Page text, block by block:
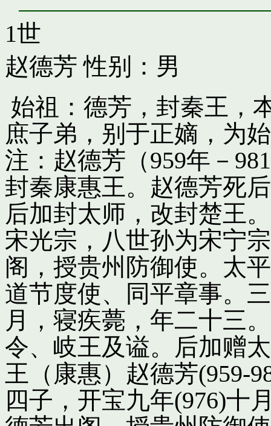
1世
赵德芳 性别：男
始祖：德芳，封秦王，
庶子弟，别于正嫡，为
注：赵德芳（959年－
封秦康惠王。赵德芳死
后加封太师，改封楚王
宋光宗，八世孙为宋宁
阁，授贵州防御使。太
道节度使、同平章事。
月，寝疾薨，年二十三
令、岐王及谥。后加赠
王（康惠）赵德芳(959-
四子，开宝九年(976)十